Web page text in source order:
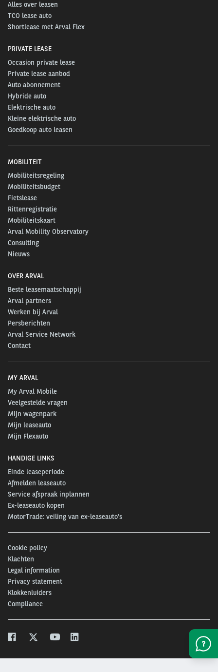
Alles over leasen
TCO lease auto
Shortlease met Arval Flex
PRIVATE LEASE
Occasion private lease
Private lease aanbod
Auto abonnement
Hybride auto
Elektrische auto
Kleine elektrische auto
Goedkoop auto leasen
MOBILITEIT
Mobiliteitsregeling
Mobiliteitsbudget
Fietslease
Rittenregistratie
Mobiliteitskaart
Arval Mobility Observatory
Consulting
Nieuws
OVER ARVAL
Beste leasemaatschappij
Arval partners
Werken bij Arval
Persberichten
Arval Service Network
Contact
MY ARVAL
My Arval Mobile
Veelgestelde vragen
Mijn wagenpark
Mijn leaseauto
Mijn Flexauto
HANDIGE LINKS
Einde leaseperiode
Afmelden leaseauto
Service afspraak inplannen
Ex-leaseauto kopen
MotorTrade: veiling van ex-leaseauto’s
Cookie policy
Klachten
Legal information
Privacy statement
Klokkenluiders
Compliance